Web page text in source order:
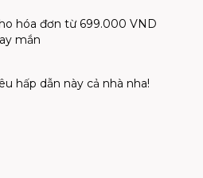
hóa đơn từ 699.000 VND
mắn
hấp dẫn này cả nhà nha!